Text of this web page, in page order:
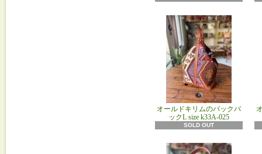
オールドキリムのバックパ
ックL size k33A‐025
SOLD OUT